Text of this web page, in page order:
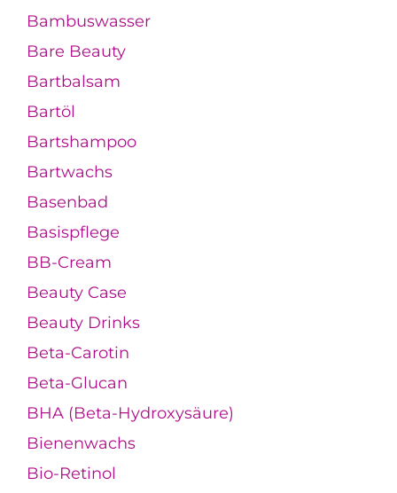
Bambuswasser
Bare Beauty
Bartbalsam
Bartöl
Bartshampoo
Bartwachs
Basenbad
Basispflege
BB-Cream
Beauty Case
Beauty Drinks
Beta-Carotin
Beta-Glucan
BHA (Beta-Hydroxysäure)
Bienenwachs
Bio-Retinol